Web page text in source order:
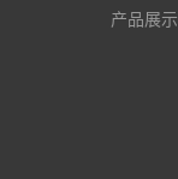
产品展示